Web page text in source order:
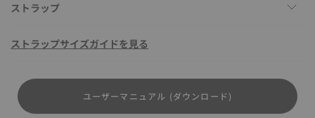
ストラップ
ストラップサイズガイドを見る
ユーザーマニュアル (ダウンロード)